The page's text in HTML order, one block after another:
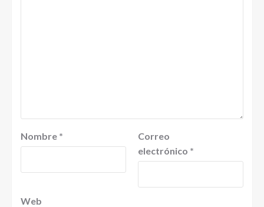
Nombre *
Correo
electrónico *
Web